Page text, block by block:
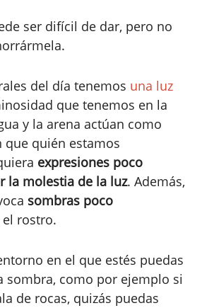
ser difícil de dar, pero no
del día tenemos una luz
que tenemos en la
y la arena actúan como
que quién estamos
expresiones poco
la molestia de la luz. Además,
sombras poco
el rostro.
en el que estés puedas
sombra, como por ejemplo si
de rocas, quizás puedas